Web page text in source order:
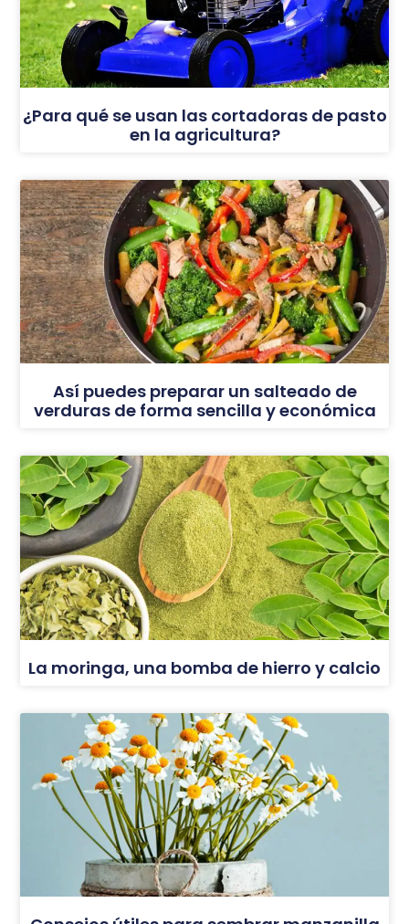
¿Para qué se usan las cortadoras de pasto
en la agricultura?
Así puedes preparar un salteado de
verduras de forma sencilla y económica
La moringa, una bomba de hierro y calcio